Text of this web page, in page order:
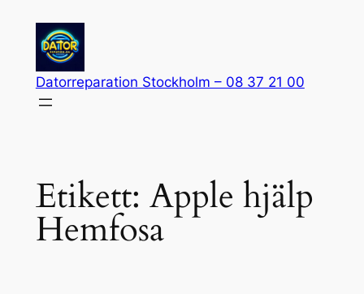
innehåll
Datorreparation Stockholm – 08 37 21 00
Etikett: Apple hjälp
Hemfosa